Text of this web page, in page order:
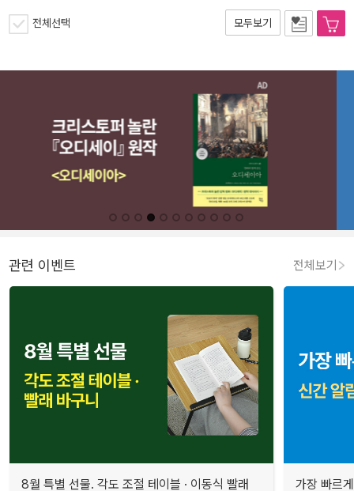
전체선택 모두보기
관련 이벤트 전체보기
8월 특별 선물. 각도 조절 테이블 · 이동식 빨래 가장 빠르